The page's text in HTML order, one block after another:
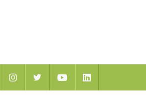
YoutubeLinkedIn